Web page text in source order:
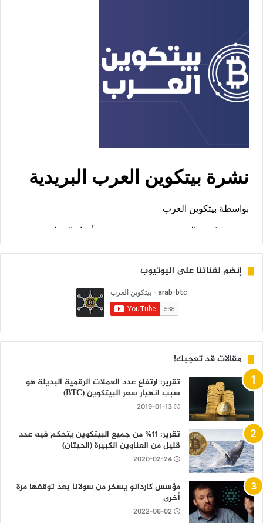
إنضم لقناتنا على اليوتيوب
مقالات قد تعجبك!
تقرير: ارتفاع عدد العملات الرقمية البديلة هو
سبب انهيار سعر البيتكوين (BTC)
2019-01-13
تقرير: 11% من جميع البيتكوين يتحكم فيه عدد
قليل من العناوين الكبيرة (الحيتان)
2020-02-24
مؤسس كاردانو يسخر من سولانا بعد توقفها مرة
أخرى
2022-06-02